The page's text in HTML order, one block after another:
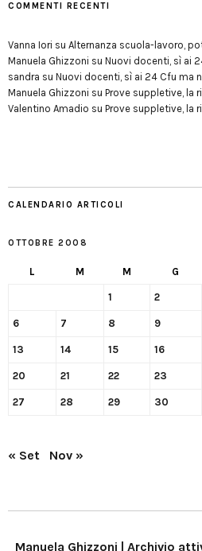
COMMENTI RECENTI
Vanna Iori su Alternanza scuola-lavoro,
Manuela Ghizzoni su Nuovi docenti, sì ai
sandra su Nuovi docenti, sì ai 24 Cfu ma
Manuela Ghizzoni su Prove suppletive, la
Valentino Amadio su Prove suppletive, la
CALENDARIO ARTICOLI
OTTOBRE 2008
L M M G
1 2
6 7 8 9
13 14 15 16
20 21 22 23
27 28 29 30
« Set Nov »
Manuela Ghizzoni | Archivio